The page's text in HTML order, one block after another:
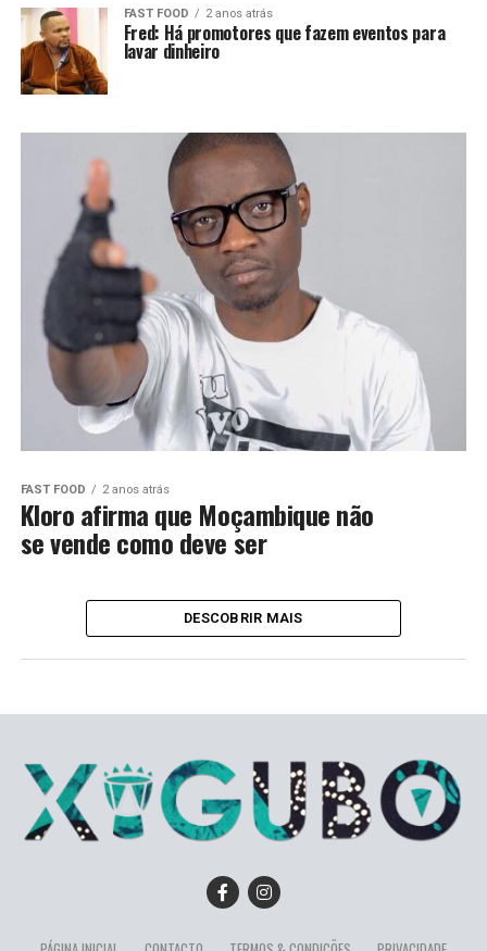
FAST FOOD 2 anos atrás
Fred: Há promotores que fazem eventos para
lavar dinheiro
FAST FOOD 2 anos atrás
Kloro afirma que Moçambique não
se vende como deve ser
DESCOBRIR MAIS